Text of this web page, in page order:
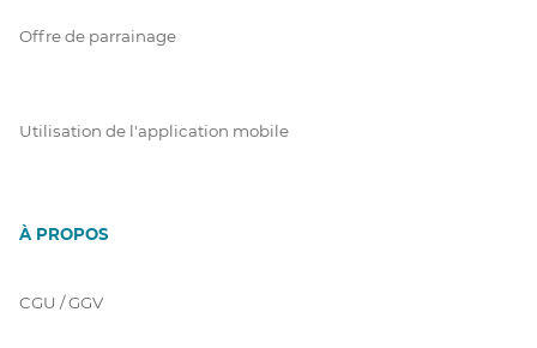
Offre de parrainage
Utilisation de l'application mobile
À PROPOS
CGU / GGV